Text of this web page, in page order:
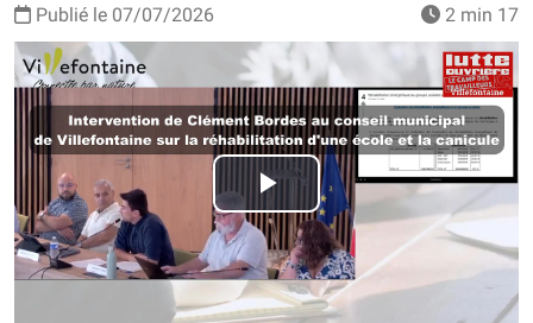
Publié le 07/07/2026 2 min 17
Play
Video